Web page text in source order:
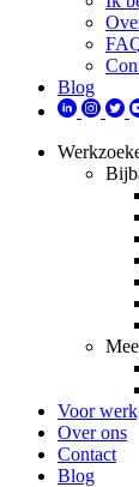
Blog
Voor
Over ons
Contact
Blog